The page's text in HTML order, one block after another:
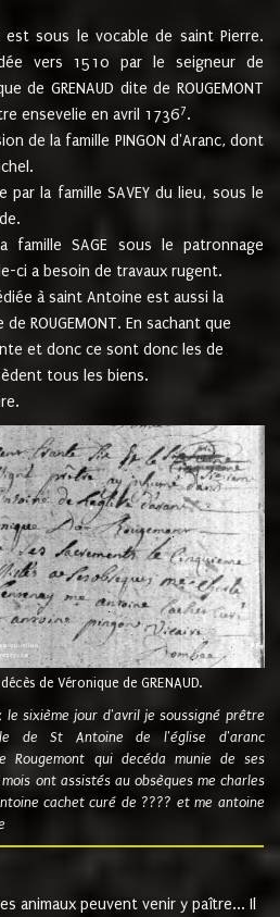
est sous le vocable de saint Pierre.
vers 1510 par le seigneur de
de GRENAUD dite de ROUGEMONT
ensevelie en avril 17367.
de la famille PINGON d'Aranc, dont
par la famille SAVEY du lieu, sous le
famille SAGE sous le patronnage
ci a besoin de travaux rugent.
à saint Antoine est aussi la
ROUGEMONT. En sachant que
et donc ce sont donc les de
tous les biens.
de Véronique de GRENAUD.
sixième jour d'avril je soussigné prêtre
de St Antoine de l'église d'aranc
Rougemont qui decéda munie de ses
ont assistés au obsèques me charles
cachet curé de ???? et me antoine
animaux peuvent venir y paître... Il